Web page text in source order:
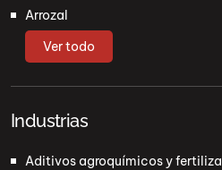
Arrozal
Ver todo
Industrias
Aditivos agroquímicos y